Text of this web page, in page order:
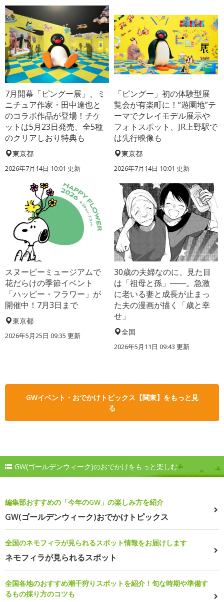
7月開幕「ピングー展」、ミ
ニチュア作家・田中達也と
のコラボ作品が登場！チケ
ットは5月23日発売、全5種
のクリアしおり特典も
東京都
2026年7月14日 10:01 更新
「ピングー」初の体験型展
覧会が有楽町に！“遊園地”テ
ーマでクレイモデル展示や
フォトスポット、JR上野駅で
は先行映像も
東京都
2026年7月14日 10:01 更新
スヌーピーミュージアムで
花だらけの季節イベント
「ハッピー・フラワー」が
開催中！7月3日まで
東京都
2026年5月25日 09:35 更新
30歳の夫婦なのに、見た目
は「祖母と孫」――。急激
に老いる妻と成長が止まっ
た夫の漫画が描く「歳と幸
せ」
全国
2026年5月11日 09:43 更新
GWイベント・おでかけトピックス【関東】をもっと見
る
GW(ゴールデンウィーク)のおでかけをもっと楽しむ
編集部おすすめの「今年のGW」の楽しみ方を紹介
GW(ゴールデンウィーク)おでかけトピックス
全国のネモフィラが見られるスポット情報をお届けします
ネモフィラが見られるスポット
全国各地のおすすめ潮干狩りスポットを紹介！旬な時期や準備す
るもの採り方のコツも